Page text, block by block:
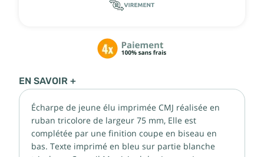
EN SAVOIR +
Écharpe de jeune élu imprimée CMJ réalisée en
ruban tricolore de largeur 75 mm, Elle est
complétée par une finition coupe en biseau en
bas. Texte imprimé en bleu sur partie blanche